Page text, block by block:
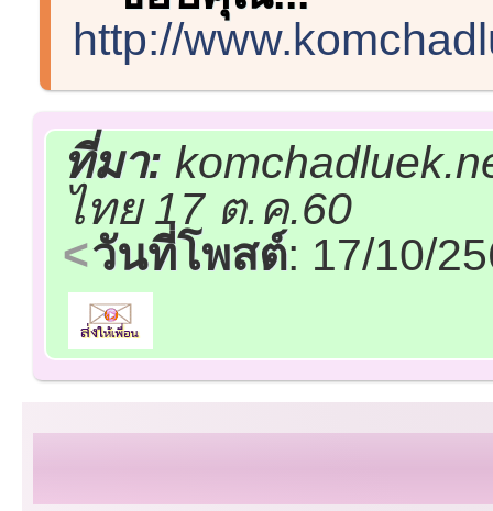
http://
ที่มา:
ไทย 17 ต.ค.60
วันที่โพสต์: 17/10/